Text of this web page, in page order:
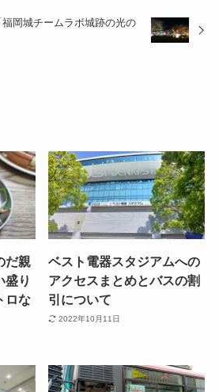
岡城チームラボ城跡の光の
だ親
盛り
ロな
ベスト電器スタジアムへの
アクセスまとめとバスの割
引について
2022年10月11日